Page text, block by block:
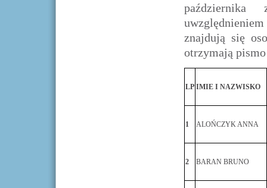
października
znajdują się
otrzymają
LP IMIE I NAZWISKO
1 ALOŃCZYK ANNA
2 BARAN BRUNO